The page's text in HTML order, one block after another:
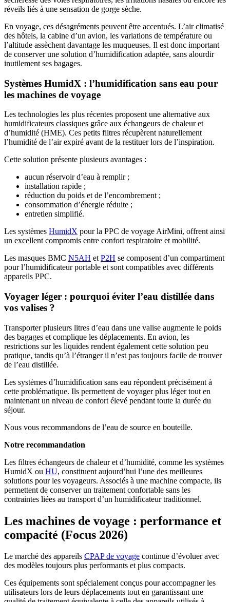
réveils liés à une sensation de gorge sèche.
En voyage, ces désagréments peuvent être accentués. L’air climatisé
des hôtels, la cabine d’un avion, les variations de température ou
l’altitude assèchent davantage les muqueuses. Il est donc important
de conserver une solution d’humidification adaptée, sans alourdir
inutilement ses bagages.
Systèmes HumidX : l’humidification sans eau pour
les machines de voyage
Les technologies les plus récentes proposent une alternative aux
humidificateurs classiques grâce aux échangeurs de chaleur et
d’humidité (HME). Ces petits filtres récupèrent naturellement
l’humidité de l’air expiré avant de la restituer lors de l’inspiration.
Cette solution présente plusieurs avantages :
aucun réservoir d’eau à remplir ;
installation rapide ;
réduction du poids et de l’encombrement ;
consommation d’énergie réduite ;
entretien simplifié.
Les systèmes HumidX pour la PPC de voyage AirMini, offrent ainsi
un excellent compromis entre confort respiratoire et mobilité.
Les masques BMC N5AH et P2H se composent d’un compartiment
pour l’humidificateur portable et sont compatibles avec différents
appareils PPC.
Voyager léger : pourquoi éviter l’eau distillée dans
vos valises ?
Transporter plusieurs litres d’eau dans une valise augmente le poids
des bagages et complique les déplacements. En avion, les
restrictions sur les liquides rendent également cette solution peu
pratique, tandis qu’à l’étranger il n’est pas toujours facile de trouver
de l’eau distillée.
Les systèmes d’humidification sans eau répondent précisément à
cette problématique. Ils permettent de voyager plus léger tout en
maintenant un niveau de confort élevé pendant toute la durée du
séjour.
Nous vous recommandons de l’eau de source en bouteille.
Notre recommandation
Les filtres échangeurs de chaleur et d’humidité, comme les systèmes
HumidX ou HU, constituent aujourd’hui l’une des meilleures
solutions pour les voyageurs. Associés à une machine compacte, ils
permettent de conserver un traitement confortable sans les
contraintes liées au transport d’un humidificateur traditionnel.
Les machines de voyage : performance et
compacité (Focus 2026)
Le marché des appareils CPAP de voyage continue d’évoluer avec
des modèles toujours plus performants et plus compacts.
Ces équipements sont spécialement conçus pour accompagner les
utilisateurs lors de leurs déplacements tout en garantissant une